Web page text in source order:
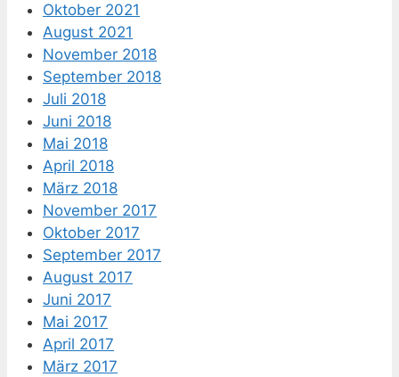
Oktober 2021
August 2021
November 2018
September 2018
Juli 2018
Juni 2018
Mai 2018
April 2018
März 2018
November 2017
Oktober 2017
September 2017
August 2017
Juni 2017
Mai 2017
April 2017
März 2017